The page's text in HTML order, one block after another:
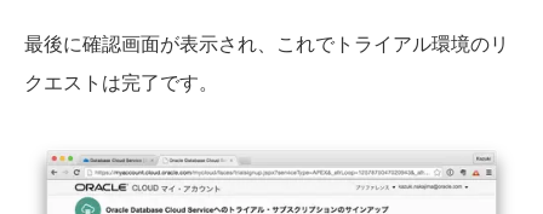
最後に確認画面が表示され、これでトライアル環境のリ
クエストは完了です。